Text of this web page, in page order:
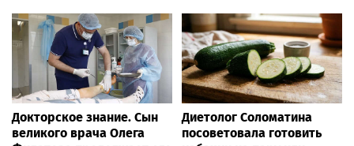
Докторское знание. Сын
великого врача Олега
Диетолог Соломатина
посоветовала готовить